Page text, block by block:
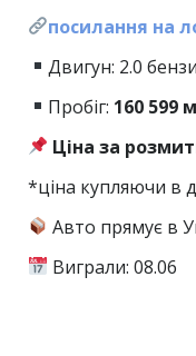
посилання на
Двигун: 2.0
Пробіг: 160 599
Ціна за
*ціна купляючи в
Авто прямує в
Виграли: 08.06